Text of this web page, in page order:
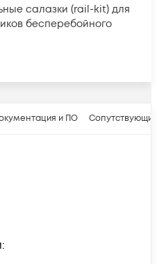
салазки (rail-kit) для
бесперебойного
и ПО